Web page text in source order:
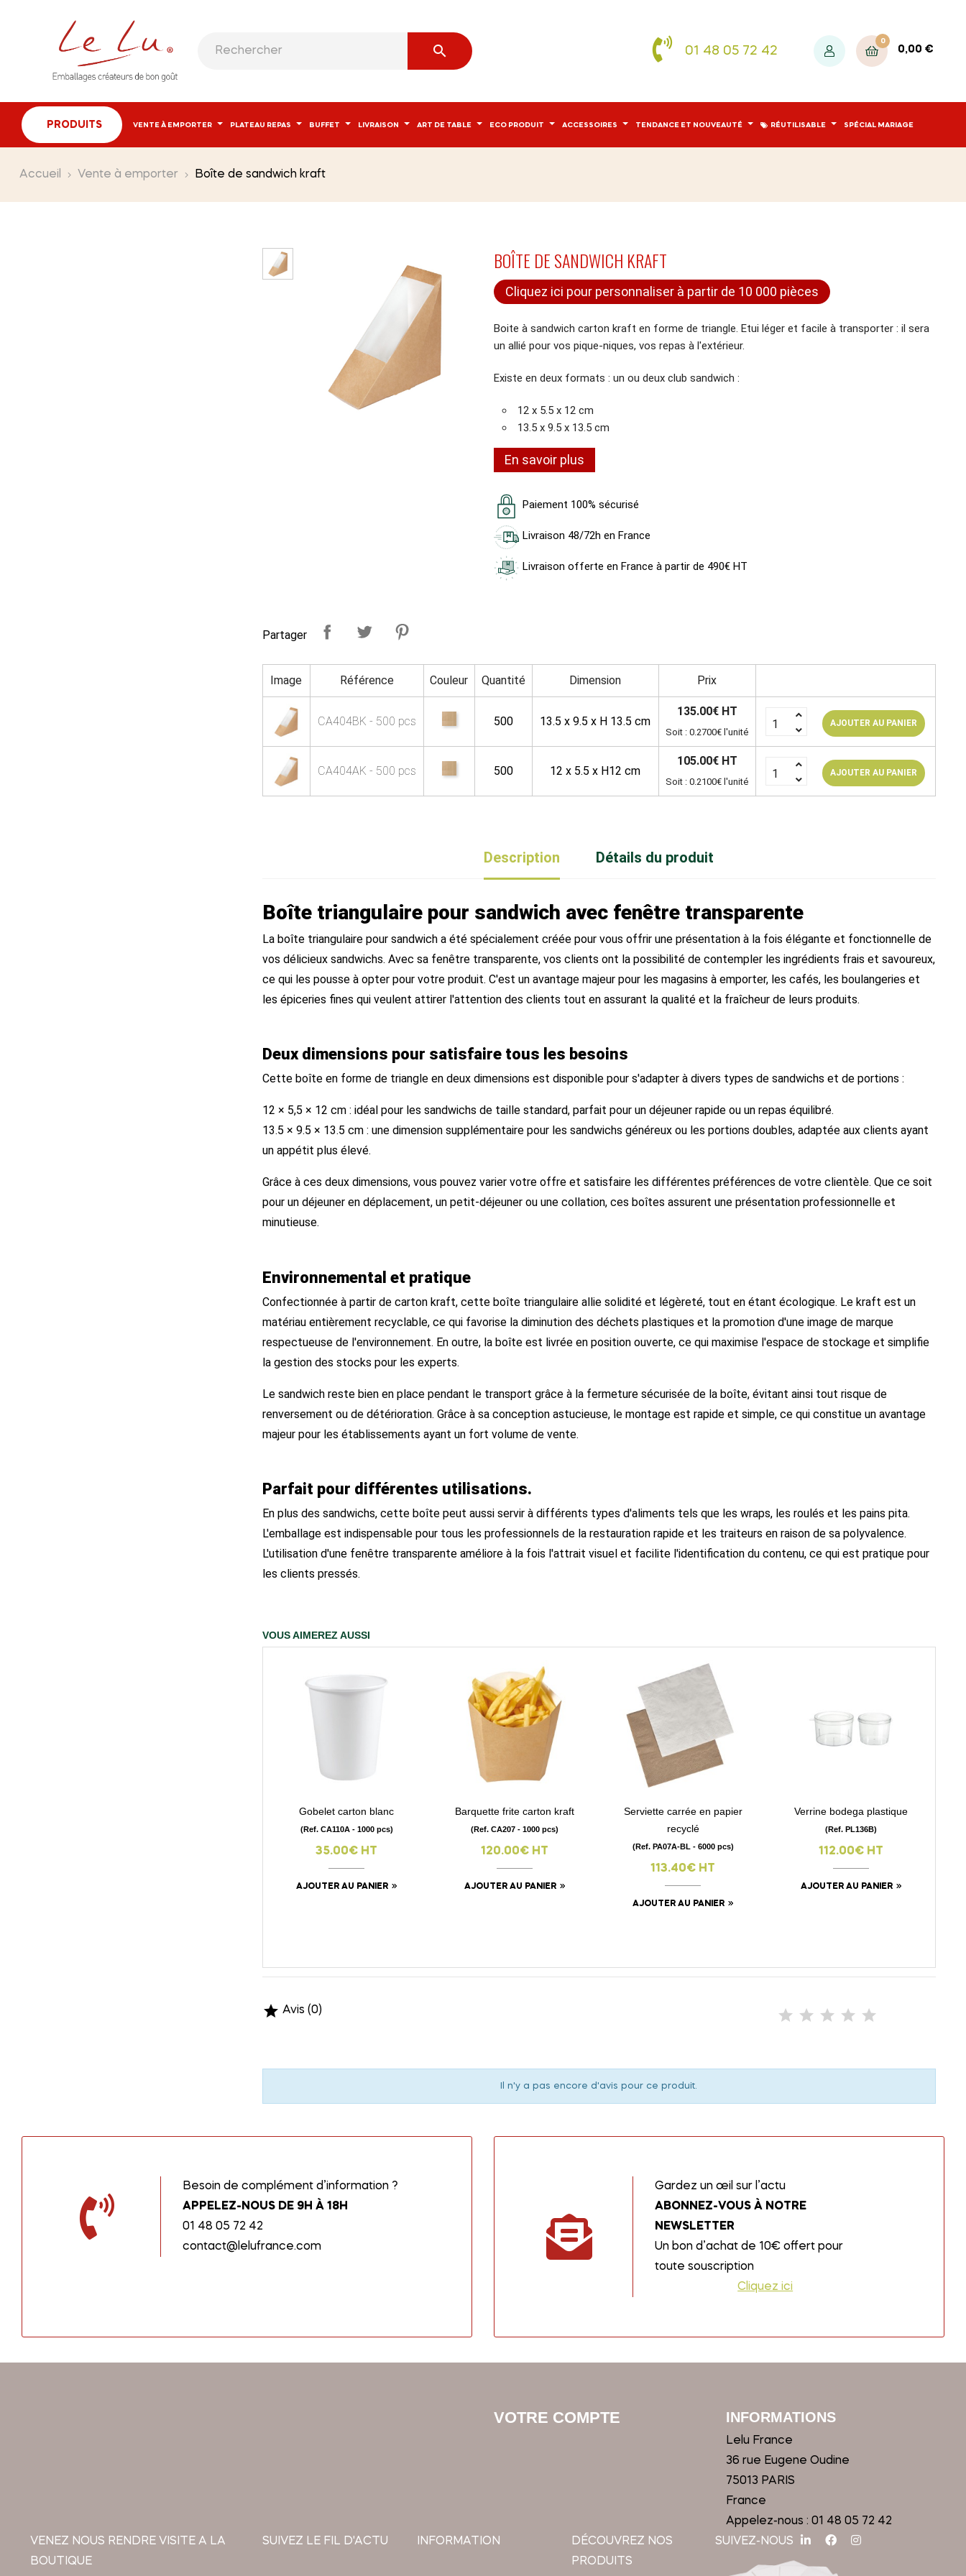
 01 48 05 72 42
0
0,00 €
PRODUITS VENTE À EMPORTER PLATEAU REPAS BUFFET LIVRAISON ART DE TABLE ECO PRODUIT ACCESSOIRES TENDANCE ET NOUVEAUTÉ RÉUTILISABLE SPÉCIAL MARIAGE
Accueil Vente à emporter Boîte de sandwich kraft
BOÎTE DE SANDWICH KRAFT
Cliquez ici pour personnaliser à partir de 10 000 pièces
Boite à sandwich carton kraft en forme de triangle. Etui léger et facile à transporter : il sera
un allié pour vos pique-niques, vos repas à l'extérieur.
Existe en deux formats : un ou deux club sandwich :
12 x 5.5 x 12 cm
13.5 x 9.5 x 13.5 cm
En savoir plus
Paiement 100% sécurisé
Livraison 48/72h en France
Livraison offerte en France à partir de 490€ HT
Partager
Image Référence Couleur Quantité Dimension Prix
CA404BK - 500 pcs 500 13.5 x 9.5 x H 13.5 cm
135.00€ HT
Soit : 0.2700€ l'unité
AJOUTER AU PANIER
CA404AK - 500 pcs 500 12 x 5.5 x H12 cm
105.00€ HT
Soit : 0.2100€ l'unité
AJOUTER AU PANIER
Description Détails du produit
Boîte triangulaire pour sandwich avec fenêtre transparente
La boîte triangulaire pour sandwich a été spécialement créée pour vous offrir une présentation à la fois élégante et fonctionnelle de
vos délicieux sandwichs. Avec sa fenêtre transparente, vos clients ont la possibilité de contempler les ingrédients frais et savoureux,
ce qui les pousse à opter pour votre produit. C'est un avantage majeur pour les magasins à emporter, les cafés, les boulangeries et
les épiceries fines qui veulent attirer l'attention des clients tout en assurant la qualité et la fraîcheur de leurs produits.
Deux dimensions pour satisfaire tous les besoins
Cette boîte en forme de triangle en deux dimensions est disponible pour s'adapter à divers types de sandwichs et de portions :
12 × 5,5 × 12 cm : idéal pour les sandwichs de taille standard, parfait pour un déjeuner rapide ou un repas équilibré.
13.5 × 9.5 × 13.5 cm : une dimension supplémentaire pour les sandwichs généreux ou les portions doubles, adaptée aux clients ayant
un appétit plus élevé.
Grâce à ces deux dimensions, vous pouvez varier votre offre et satisfaire les différentes préférences de votre clientèle. Que ce soit
pour un déjeuner en déplacement, un petit-déjeuner ou une collation, ces boîtes assurent une présentation professionnelle et
minutieuse.
Environnemental et pratique
Confectionnée à partir de carton kraft, cette boîte triangulaire allie solidité et légèreté, tout en étant écologique. Le kraft est un
matériau entièrement recyclable, ce qui favorise la diminution des déchets plastiques et la promotion d'une image de marque
respectueuse de l'environnement. En outre, la boîte est livrée en position ouverte, ce qui maximise l'espace de stockage et simplifie
la gestion des stocks pour les experts.
Le sandwich reste bien en place pendant le transport grâce à la fermeture sécurisée de la boîte, évitant ainsi tout risque de
renversement ou de détérioration. Grâce à sa conception astucieuse, le montage est rapide et simple, ce qui constitue un avantage
majeur pour les établissements ayant un fort volume de vente.
Parfait pour différentes utilisations.
En plus des sandwichs, cette boîte peut aussi servir à différents types d'aliments tels que les wraps, les roulés et les pains pita.
L'emballage est indispensable pour tous les professionnels de la restauration rapide et les traiteurs en raison de sa polyvalence.
L'utilisation d'une fenêtre transparente améliore à la fois l'attrait visuel et facilite l'identification du contenu, ce qui est pratique pour
les clients pressés.
VOUS AIMEREZ AUSSI
visibility
Gobelet carton blanc
(Ref. CA110A - 1000 pcs)
35.00€ HT
AJOUTER AU PANIER
visibility
Barquette frite carton kraft
(Ref. CA207 - 1000 pcs)
120.00€ HT
AJOUTER AU PANIER
visibility
Serviette carrée en papier
recyclé
(Ref. PA07A-BL - 6000 pcs)
113.40€ HT
AJOUTER AU PANIER
visibility
Verrine bodega plastique
(Ref. PL136B)
112.00€ HT
AJOUTER AU PANIER
 Avis (0)
Il n'y a pas encore d'avis pour ce produit.
Besoin de complément d’information ?
APPELEZ-NOUS DE 9H À 18H
01 48 05 72 42
contact@lelufrance.com
Gardez un œil sur l’actu
ABONNEZ-VOUS À NOTRE
NEWSLETTER
Un bon d’achat de 10€ offert pour
toute souscription
Cliquez ici
VOTRE COMPTE INFORMATIONS
Lelu France
36 rue Eugene Oudine
75013 PARIS
France
Appelez-nous : 01 48 05 72 42
VENEZ NOUS RENDRE VISITE A LA
BOUTIQUE
SUIVEZ LE FIL D'ACTU INFORMATION
DÉCOUVREZ NOS
PRODUITS
SUIVEZ-NOUS